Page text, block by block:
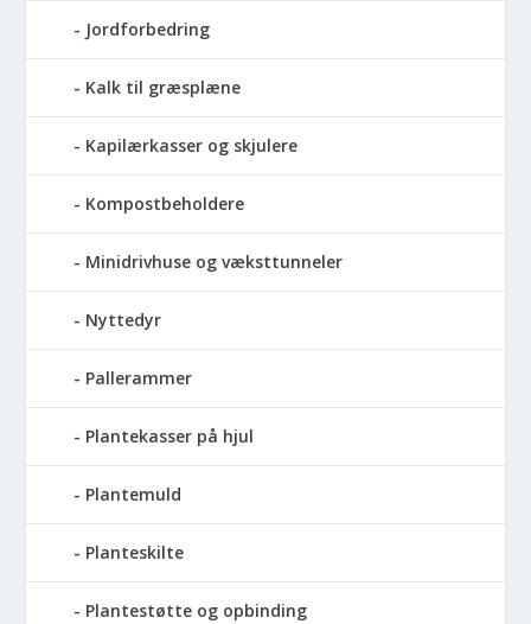
Jordforbedring
Kalk til græsplæne
Kapilærkasser og skjulere
Kompostbeholdere
Minidrivhuse og væksttunneler
Nyttedyr
Pallerammer
Plantekasser på hjul
Plantemuld
Planteskilte
Plantestøtte og opbinding